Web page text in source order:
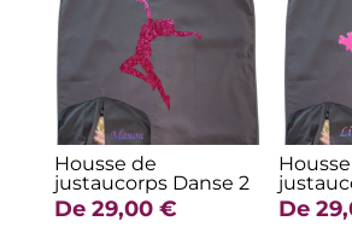
Housse de
justaucorps Danse 2
De 29,00 € De